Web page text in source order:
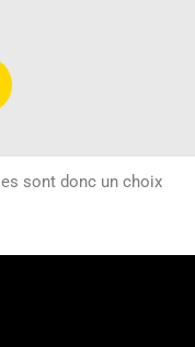
sont donc un choix